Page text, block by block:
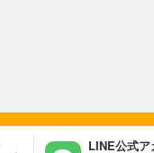
LINE公式ア